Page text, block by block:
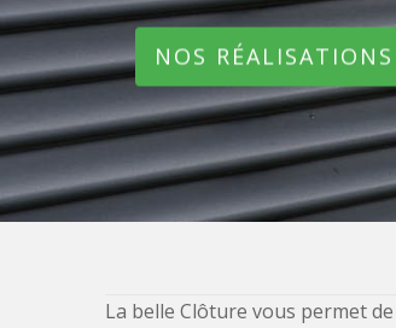
NOS RÉALISATIONS
La belle Clôture vous permet